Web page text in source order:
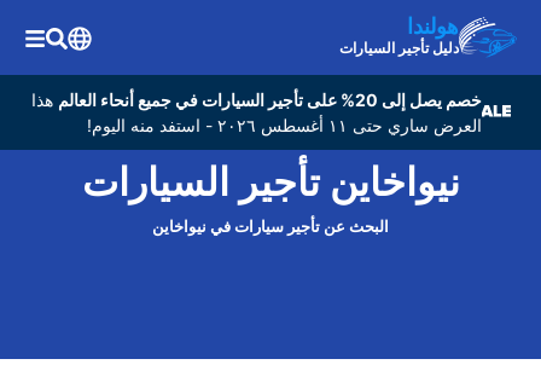
هولندا
دليل تأجير السيارات
خصم يصل إلى 20% على تأجير السيارات في جميع أنحاء العالم
هذا
العرض ساري حتى ١١ أغسطس ٢٠٢٦ - استفد منه اليوم!
نيواخاين تأجير السيارات
البحث عن تأجير سيارات في نيواخاين